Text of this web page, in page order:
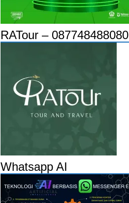
RATour – 087748488080
Whatsapp AI